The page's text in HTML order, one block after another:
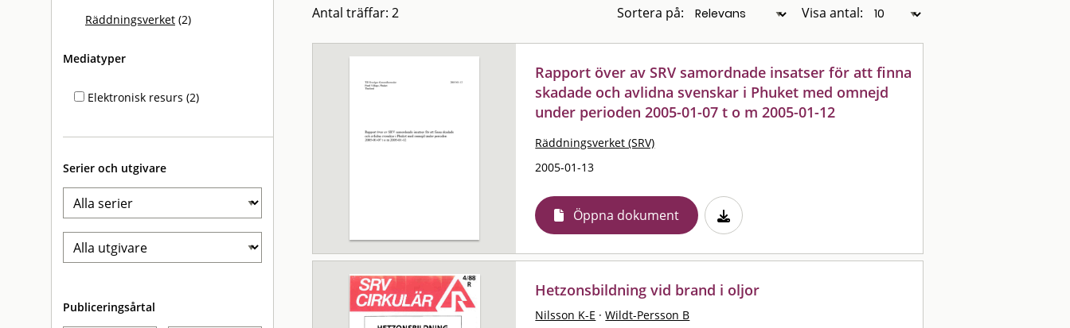
Räddningsverket (2)
Mediatyper
Elektronisk resurs (2)
Serier och utgivare
Publiceringsårtal
Antal träffar: 2 Sortera på: Visa antal:
Rapport över av SRV samordnade insatser för att finna
skadade och avlidna svenskar i Phuket med omnejd
under perioden 2005-01-07 t o m 2005-01-12
Räddningsverket (SRV)
2005-01-13
Öppna dokument
Hetzonsbildning vid brand i oljor
Nilsson K-E · Wildt-Persson B